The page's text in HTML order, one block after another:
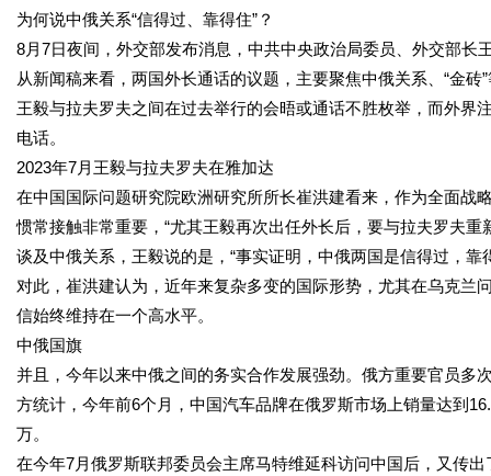
为何说中俄关系“信得过、靠得住”？
8月7日夜间，外交部发布消息，中共中央政治局委员、外交部长
从新闻稿来看，两国外长通话的议题，主要聚焦中俄关系、“金砖
王毅与拉夫罗夫之间在过去举行的会晤或通话不胜枚举，而外
电话。
2023年7月王毅与拉夫罗夫在雅加达
在中国国际问题研究院欧洲研究所所长崔洪建看来，作为全面战
惯常接触非常重要，“尤其王毅再次出任外长后，要与拉夫罗夫重
谈及中俄关系，王毅说的是，“事实证明，中俄两国是信得过，
对此，崔洪建认为，近年来复杂多变的国际形势，尤其在乌克
信始终维持在一个高水平。
中俄国旗
并且，今年以来中俄之间的务实合作发展强劲。俄方重要官员多
方统计，今年前6个月，中国汽车品牌在俄罗斯市场上销量达到
万。
在今年7月俄罗斯联邦委员会主席马特维延科访问中国后，又传